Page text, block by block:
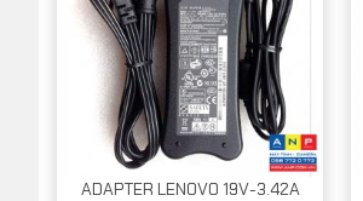
ADAPTER LENOVO 19V-3.42A